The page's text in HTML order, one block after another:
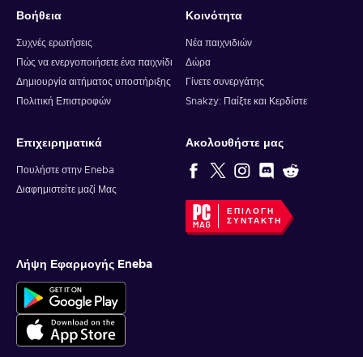
Βοήθεια
Συχνές ερωτήσεις
Πώς να ενεργοποιήσετε ένα παιχνίδι
Δημιουργία αιτήματος υποστήριξης
Πολιτική Επιστροφών
Κοινότητα
Νέα παιχνιδιών
Δώρα
Γίνετε συνεργάτης
Snakzy: Παίξτε και Κερδίστε
Επιχειρηματικά
Πουλήστε στην Eneba
Διαφημιστείτε μαζί Μας
Ακολουθήστε μας
ΕΠΙΛΟΓΉ
ΣΥΝΤΆΚΤΗ
Λήψη Εφαρμογής Eneba